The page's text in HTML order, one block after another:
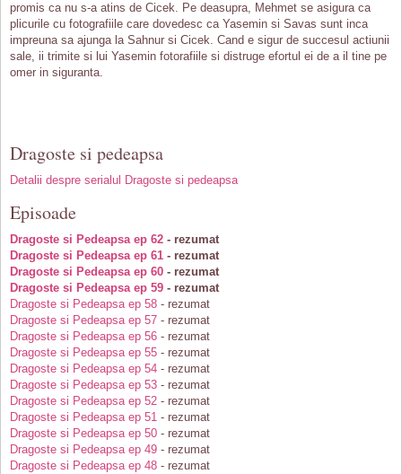
promis ca nu s-a atins de Cicek. Pe deasupra, Mehmet se asigura ca
plicurile cu fotografiile care dovedesc ca Yasemin si Savas sunt inca
impreuna sa ajunga la Sahnur si Cicek. Cand e sigur de succesul actiunii
sale, ii trimite si lui Yasemin fotorafiile si distruge efortul ei de a il tine pe
omer in siguranta.
Dragoste si pedeapsa
Detalii despre serialul Dragoste si pedeapsa
Episoade
Dragoste si Pedeapsa ep 62 - rezumat
Dragoste si Pedeapsa ep 61 - rezumat
Dragoste si Pedeapsa ep 60 - rezumat
Dragoste si Pedeapsa ep 59 - rezumat
Dragoste si Pedeapsa ep 58 - rezumat
Dragoste si Pedeapsa ep 57 - rezumat
Dragoste si Pedeapsa ep 56 - rezumat
Dragoste si Pedeapsa ep 55 - rezumat
Dragoste si Pedeapsa ep 54 - rezumat
Dragoste si Pedeapsa ep 53 - rezumat
Dragoste si Pedeapsa ep 52 - rezumat
Dragoste si Pedeapsa ep 51 - rezumat
Dragoste si Pedeapsa ep 50 - rezumat
Dragoste si Pedeapsa ep 49 - rezumat
Dragoste si Pedeapsa ep 48 - rezumat